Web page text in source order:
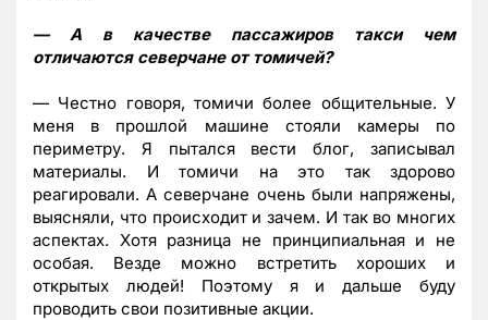
— А в качестве пассажиров такси чем
отличаются северчане от томичей?
— Честно говоря, томичи более общительные. У
меня в прошлой машине стояли камеры по
периметру. Я пытался вести блог, записывал
материалы. И томичи на это так здорово
реагировали. А северчане очень были напряжены,
выясняли, что происходит и зачем. И так во многих
аспектах. Хотя разница не принципиальная и не
особая. Везде можно встретить хороших и
открытых людей! Поэтому я и дальше буду
проводить свои позитивные акции.